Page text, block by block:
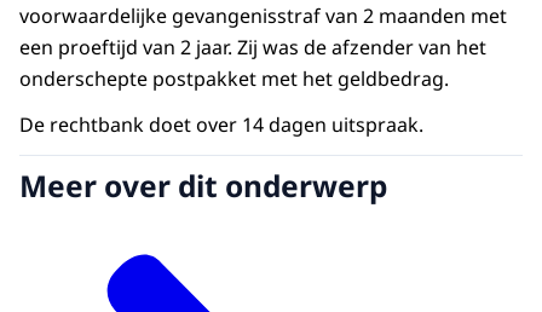
voorwaardelijke gevangenisstraf van 2 maanden met
een proeftijd van 2 jaar. Zij was de afzender van het
onderschepte postpakket met het geldbedrag.
De rechtbank doet over 14 dagen uitspraak.
Meer over dit onderwerp